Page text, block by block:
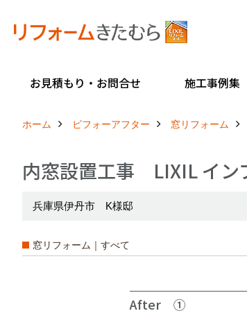
お見積もり・お問合せ 施工事例集
ホーム ビフォーアフター 窓リフォーム
内窓設置工事 LIXIL イン
兵庫県伊丹市 K様邸
窓リフォーム｜すべて
After ①